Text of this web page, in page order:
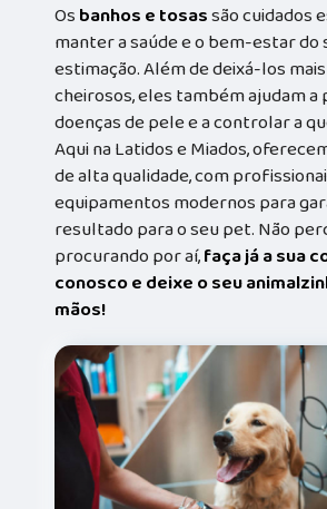
Osbanhos e tosassão cuidados
manter a saúde e o bem-estar do
estimação. Além de deixá-los
cheirosos, eles também ajudam
doenças de pele e a controlar a
Aqui na Latidos e Miados,
de alta qualidade, com
equipamentos modernos para
resultado para o seu pet. Não
procurando por aí,faça já a sua
conosco e deixe o seu
mãos!